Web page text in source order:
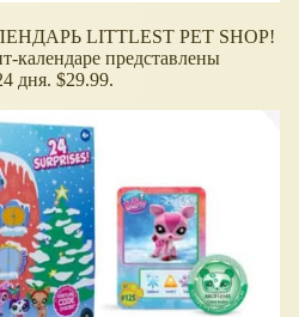
LITTLEST PET SHOP!
календаре представлены
дня. $29.99.